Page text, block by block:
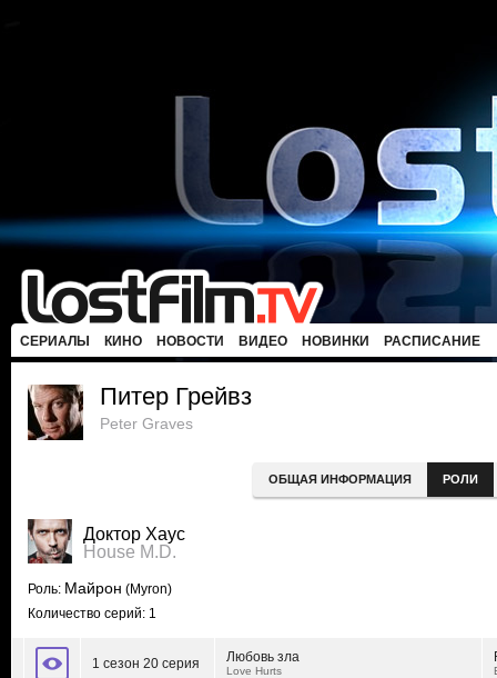
СЕРИАЛЫ КИНО НОВОСТИ ВИДЕО НОВИНКИ РАСПИСАНИЕ
Питер Грейвз
Peter Graves
ОБЩАЯ ИНФОРМАЦИЯ РОЛИ
Доктор Хаус
House M.D.
Роль: Майрон (Myron)
Количество серий: 1
1 сезон 20 серия Любовь зла
Love Hurts